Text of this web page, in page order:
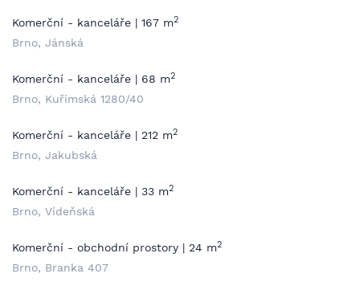
Komerční - kanceláře | 167 m2
Brno, Jánská
Komerční - kanceláře | 68 m2
Brno, Kuřimská 1280/40
Komerční - kanceláře | 212 m2
Brno, Jakubská
Komerční - kanceláře | 33 m2
Brno, Vídeňská
Komerční - obchodní prostory | 24 m2
Brno, Branka 407